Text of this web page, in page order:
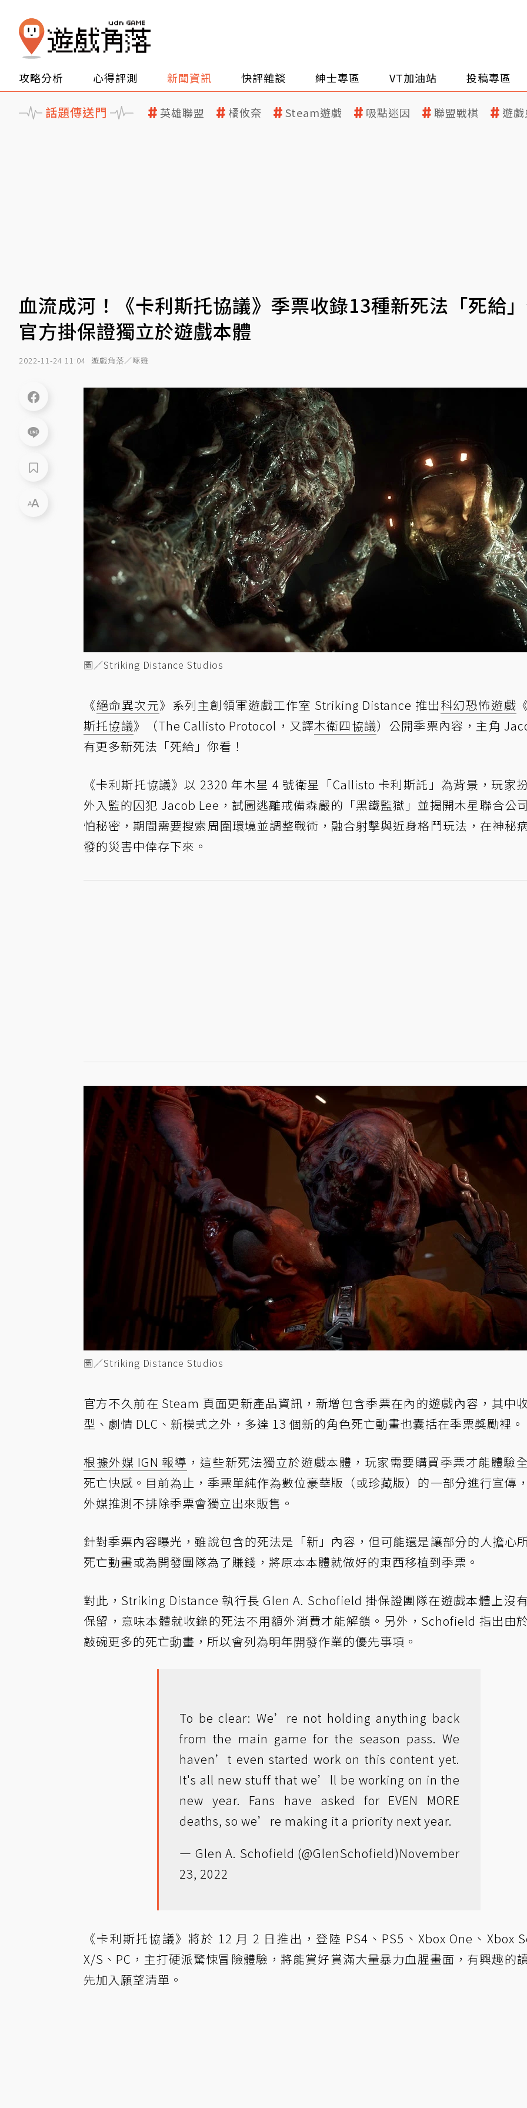
攻略分析 心得評測 新聞資訊 快評雜談 紳士專區 VT加油站 投稿專區
話題傳送門 英雄聯盟 橘攸奈 Steam遊戲 吸點迷因 聯盟戰棋 遊
血流成河！《卡利斯托協議》季票收錄13種新死法「死給
官方掛保證獨立於遊戲本體
2022-11-24 11:04 遊戲角落／啄雞
圖／Striking Distance Studios
《絕命異次元》系列主創領軍遊戲工作室 Striking Distance 推出科幻恐怖遊戲
斯托協議》（The Callisto Protocol，又譯木衛四協議）公開季票內容，主角
有更多新死法「死給」你看！
《卡利斯托協議》以 2320 年木星 4 號衛星「Callisto 卡利斯託」為背景，玩家
外入監的囚犯 Jacob Lee，試圖逃離戒備森嚴的「黑鐵監獄」並揭開木星聯合公
怕秘密，期間需要搜索周圍環境並調整戰術，融合射擊與近身格鬥玩法，在神秘
發的災害中倖存下來。
圖／Striking Distance Studios
官方不久前在 Steam 頁面更新產品資訊，新增包含季票在內的遊戲內容，其中
型、劇情 DLC、新模式之外，多達 13 個新的角色死亡動畫也囊括在季票獎勵裡。
根據外媒 IGN 報導 ，這些新死法獨立於遊戲本體，玩家需要購買季票才能體驗
死亡快感。目前為止，季票單純作為數位豪華版（或珍藏版）的一部分進行宣傳
外媒推測不排除季票會獨立出來販售。
針對季票內容曝光，雖說包含的死法是「新」內容，但可能還是讓部分的人擔心
死亡動畫或為開發團隊為了賺錢，將原本本體就做好的東西移植到季票。
對此，Striking Distance 執行長 Glen A. Schofield 掛保證團隊在遊戲本體上沒
保留，意味本體就收錄的死法不用額外消費才能解鎖。另外，Schofield 指出由
敲碗更多的死亡動畫，所以會列為明年開發作業的優先事項。
To be clear: We’re not holding anything back
from the main game for the season pass. We
haven’t even started work on this content yet.
It's all new stuff that we’ll be working on in the
new year. Fans have asked for EVEN MORE
deaths, so we’re making it a priority next year.
— Glen A. Schofield (@GlenSchofield)November
23, 2022
《卡利斯托協議》將於 12 月 2 日推出，登陸 PS4、PS5、Xbox One、Xbox
X/S、PC，主打硬派驚悚冒險體驗，將能賞好賞滿大量暴力血腥畫面，有興趣的
先加入願望清單。